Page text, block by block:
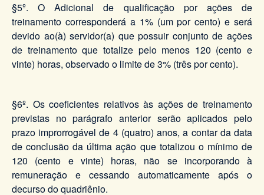
§5º. O Adicional de qualificação por ações de
treinamento corresponderá a 1% (um por cento) e será
devido ao(à) servidor(a) que possuir conjunto de ações
de treinamento que totalize pelo menos 120 (cento e
vinte) horas, observado o limite de 3% (três por cento).
§6º. Os coeficientes relativos às ações de treinamento
previstas no parágrafo anterior serão aplicados pelo
prazo improrrogável de 4 (quatro) anos, a contar da data
de conclusão da última ação que totalizou o mínimo de
120 (cento e vinte) horas, não se incorporando à
remuneração e cessando automaticamente após o
decurso do quadriênio.